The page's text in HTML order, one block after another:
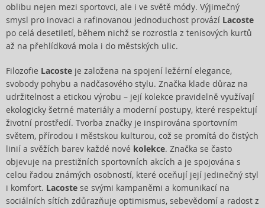
oblibu nejen mezi sportovci, ale i ve světě módy. Výjimečný
smysl pro inovaci a rafinovanou jednoduchost provází Lacoste
po celá desetiletí, během nichž se rozrostla z tenisových kurtů
až na přehlídková mola i do městských ulic.
Filozofie Lacoste je založena na spojení ležérní elegance,
svobody pohybu a nadčasového stylu. Značka klade důraz na
udržitelnost a etickou výrobu – její kolekce pravidelně využívají
ekologicky šetrné materiály a moderní postupy, které respektují
životní prostředí. Tvorba značky je inspirována sportovním
světem, přírodou i městskou kulturou, což se promítá do čistých
linií a svěžích barev každé nové kolekce. Značka se často
objevuje na prestižních sportovních akcích a je spojována s
celou řadou známých osobností, které oceňují její jedinečný styl
i komfort. Lacoste se svými kampaněmi a komunikací na
sociálních sítích zdůrazňuje optimismus, sebevědomí a radost z